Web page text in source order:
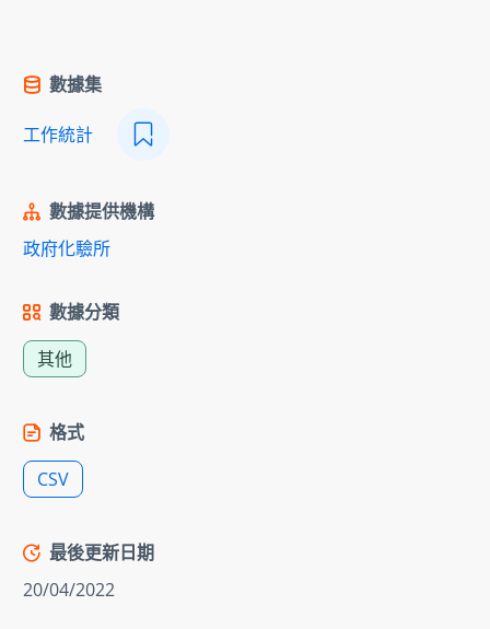
數據集
工作統計
數據提供機構
政府化驗所
數據分類
其他
格式
CSV
最後更新日期
20/04/2022